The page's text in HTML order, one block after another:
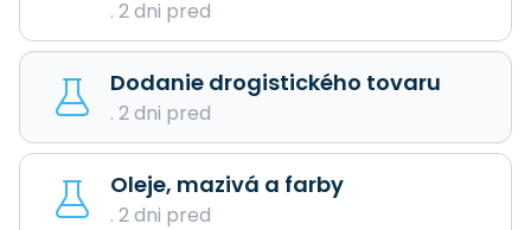
. 2 dni pred
Dodanie drogistického tovaru
. 2 dni pred
Oleje, mazivá a farby
. 2 dni pred